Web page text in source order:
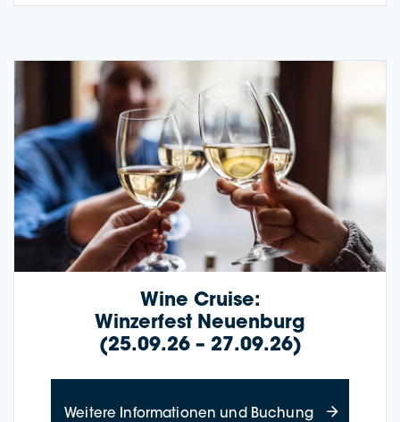
Wine Crui­se:
Win­zer­fest Neu­en­burg
(25.09.26 – 27.09.26)
Wei­te­re Infor­ma­tio­nen und Buchungabout Wine